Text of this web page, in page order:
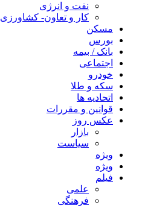
نفت و انرژی
کار و تعاون- کشاورزی
مسکن
بورس
بانک / بیمه
اجتماعی
خودرو
سکه و طلا
اتحادیه ها
قوانین و مقررات
عکس روز
بازار
سیاست
ویژه
ویژه
فیلم
علمی
فرهنگی